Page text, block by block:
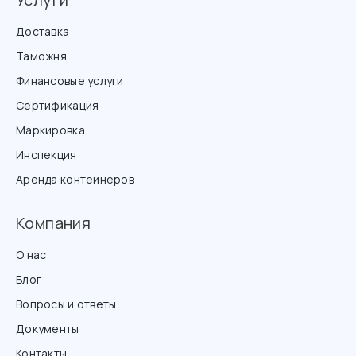
Доставка
Таможня
Финансовые услуги
Сертификация
Маркировка
Инспекция
Аренда контейнеров
Компания
О нас
Блог
Вопросы и ответы
Документы